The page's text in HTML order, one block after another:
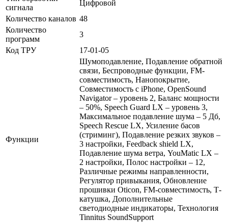
сигнала
Цифровой
Количество каналов 48
Количество
программ
3
Код ТРУ
17-01-05
Функции
Шумоподавление, Подавление обратной
связи, Беспроводные функции, FM-
совместимость, Нанопокрытие,
Совместимость с iPhone, OpenSound
Navigator – уровень 2, Баланс мощности
– 50%, Speech Guard LX – уровень 3,
Максимальное подавление шума – 5 Дб,
Speech Rescue LX, Усиление басов
(стриминг), Подавление резких звуков –
3 настройки, Feedback shield LX,
Подавление шума ветра, YouMatic LX –
2 настройки, Полос настройки – 12,
Различные режимы направленности,
Регулятор привыкания, Обновление
прошивки Oticon, FM-совместимость, Т-
катушка, Дополнительные
светодиодные индикаторы, Технология
Tinnitus SoundSupport